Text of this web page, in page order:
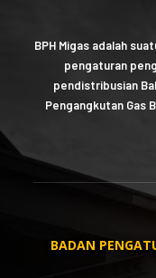
BPH Migas adalah
pengaturan
pendistribusian
Pengangkutan Gas
BADAN